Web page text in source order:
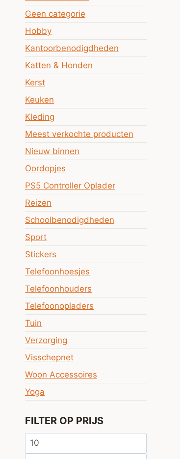
Geen categorie
Hobby
Kantoorbenodigdheden
Katten & Honden
Kerst
Keuken
Kleding
Meest verkochte producten
Nieuw binnen
Oordopjes
PS5 Controller Oplader
Reizen
Schoolbenodigdheden
Sport
Stickers
Telefoonhoesjes
Telefoonhouders
Telefoonopladers
Tuin
Verzorging
Visschepnet
Woon Accessoires
Yoga
FILTER OP PRIJS
Min.